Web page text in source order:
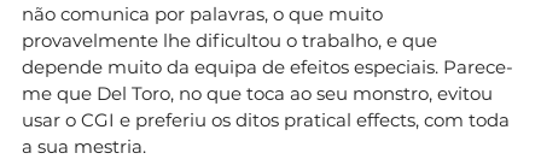
não comunica por palavras, o que muito
provavelmente lhe dificultou o trabalho, e que
depende muito da equipa de efeitos especiais. Parece-
me que Del Toro, no que toca ao seu monstro, evitou
usar o CGI e preferiu os ditos pratical effects, com toda
a sua mestria.